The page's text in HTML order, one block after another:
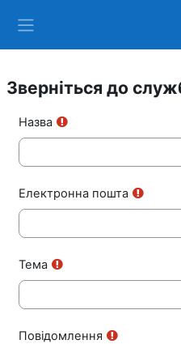
Зверніться до
Назва
Електронна пошта
Тема
Повідомлення